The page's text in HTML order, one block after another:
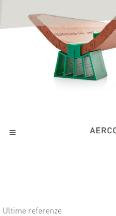
Ultime referenze